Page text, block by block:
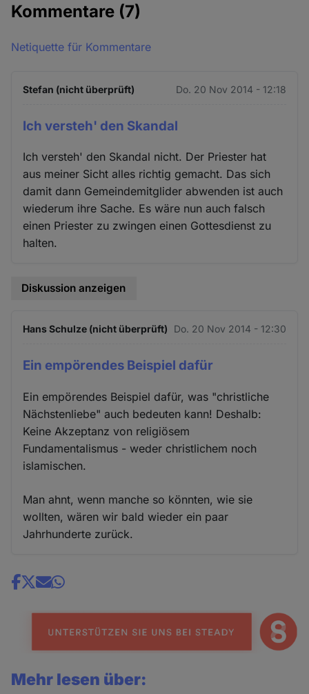
Kommentare (7)
Netiquette für Kommentare
Stefan (nicht überprüft) Do. 20 Nov 2014 - 12:18
Ich versteh' den Skandal
Ich versteh' den Skandal nicht. Der Priester hat
aus meiner Sicht alles richtig gemacht. Das sich
damit dann Gemeindemitglider abwenden ist auch
wiederum ihre Sache. Es wäre nun auch falsch
einen Priester zu zwingen einen Gottesdienst zu
halten.
Diskussion anzeigen
Hans Schulze (nicht überprüft) Do. 20 Nov 2014 - 12:30
Ein empörendes Beispiel dafür
Ein empörendes Beispiel dafür, was "christliche
Nächstenliebe" auch bedeuten kann! Deshalb:
Keine Akzeptanz von religiösem
Fundamentalismus - weder christlichem noch
islamischen.
Man ahnt, wenn manche so könnten, wie sie
wollten, wären wir bald wieder ein paar
Jahrhunderte zurück.
Share
news
Mehr lesen über: